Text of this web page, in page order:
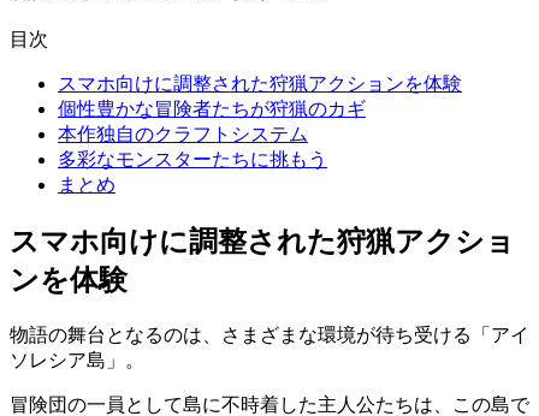
目次
スマホ向けに調整された狩猟アクションを体験
個性豊かな冒険者たちが狩猟のカギ
本作独自のクラフトシステム
多彩なモンスターたちに挑もう
まとめ
スマホ向けに調整された狩猟アクショ
ンを体験
物語の舞台となるのは、さまざまな環境が待ち受ける
「アイ
ソレシア島」
。
冒険団の一員として島に不時着した主人公たちは、この島で